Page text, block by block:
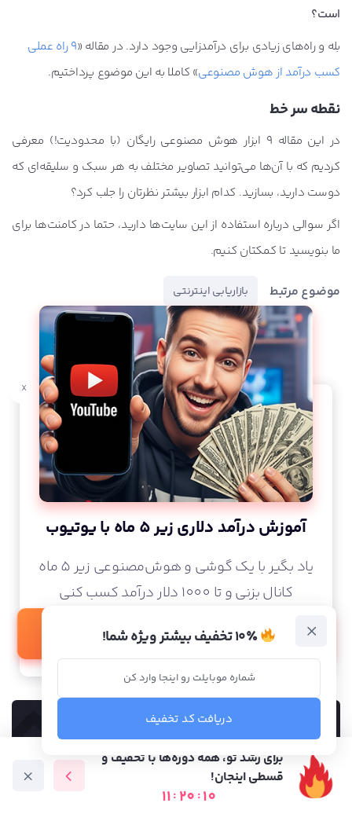
است؟
بله و راه‌های زیادی برای درآمدزایی وجود دارد. در مقاله « 9 راه عملی
کسب درآمد از هوش مصنوعی» کاملا به این موضوع پرداختیم.
نقطه سر خط
در این مقاله 9 ابزار هوش مصنوعی رایگان (با محدودیت!) معرفی
کردیم که با آن‌ها می‌توانید تصاویر مختلف به هر سبک و سلیقه‌ای که
دوست دارید، بسازید. کدام ابزار بیشتر نظرتان را جلب کرد؟
اگر سوالی درباره استفاده از این سایت‌ها دارید، حتما در کامنت‌ها برای
ما بنویسید تا کمکتان کنیم.
موضوع مرتبط بازاریابی اینترنتی
x
آموزش درآمد دلاری زیر 5 ماه با یوتیوب
یاد بگیر با یک گوشی و هوش‌مصنوعی زیر 5 ماه
کانال بزنی و تا 1000 دلار درآمد کسب کنی
وبینار رایگان
دنبالمتخصص دیجیتال مارکتینگی؟
بهترین متخصص‌ها رو در تمام زمینه‌ها از بین دانشجو‌های
۱۰٪ تخفیف بیشتر ویژه شما!
دریافت کد تخفیف
برای رشد تو، همه دوره‌ها با تخفیف و
قسطی اینجان!
11 : 20 : 08 دوره آموزشی متخصص ها